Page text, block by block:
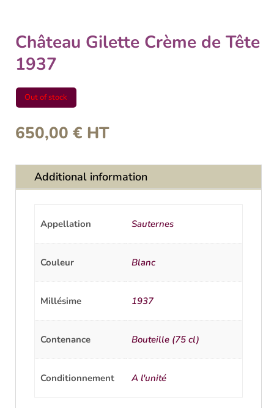
Château Gilette Crème de Tête
1937
Out of stock
650,00 € HT
Additional information
Appellation Sauternes
Couleur Blanc
Millésime 1937
Contenance Bouteille (75 cl)
Conditionnement A l'unité